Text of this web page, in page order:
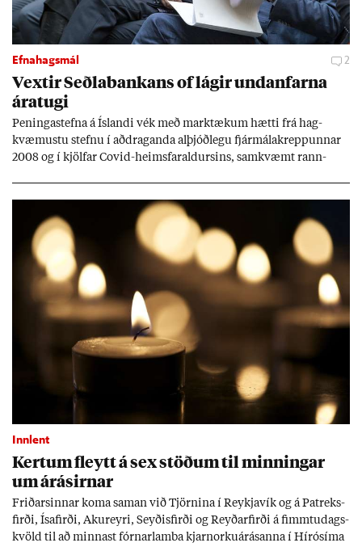
Efnahagsmál 2
Vext­ir Seðla­bank­ans of lág­ir und­an­farna
ára­tugi
Pen­inga­stefna á Ís­landi vék með mark­tæk­um hætti frá hag­
kvæm­ustu stefnu í að­drag­anda al­þjóð­legu fjár­málakrepp­unn­ar
2008 og í kjöl­far Covid-heims­far­ald­urs­ins, sam­kvæmt rann­
Innlent
Kert­um fleytt á sex stöð­um til minn­ing­ar
um árás­irn­ar
Frið­arsinn­ar koma sam­an við Tjörn­ina í Reykja­vík og á Pat­reks­
firði, Ísa­firði, Ak­ur­eyri, Seyð­is­firði og Reyð­ar­firði á fimmtu­dags­
kvöld til að minn­ast fórn­ar­lamba kjarn­orku­árás­anna í Hírósíma